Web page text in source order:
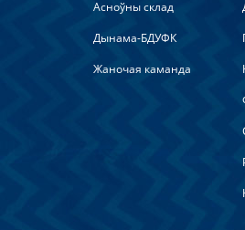
Асноўны склад
Дынама-БДУФК
Жаночая каманда